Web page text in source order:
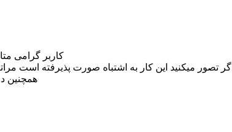
کاربر گرامی
اگر تصور میکنید این کار به اشتباه صورت پذیرفته است مراتب این مسئله را
همچنین